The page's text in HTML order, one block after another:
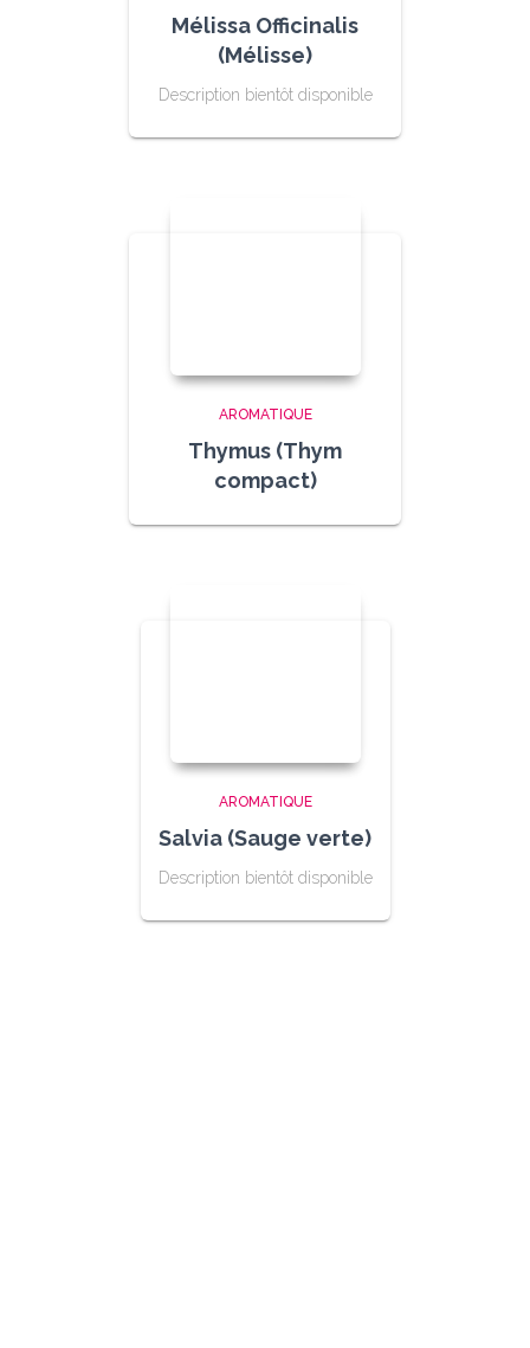
Mélissa Officinalis
(Mélisse)
Description bientôt disponible
AROMATIQUE
Thymus (Thym
compact)
AROMATIQUE
Salvia (Sauge verte)
Description bientôt disponible